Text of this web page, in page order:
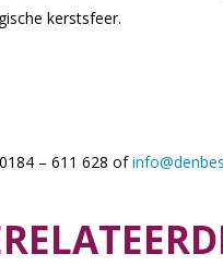
kerstsfeer.
– 611 628 of